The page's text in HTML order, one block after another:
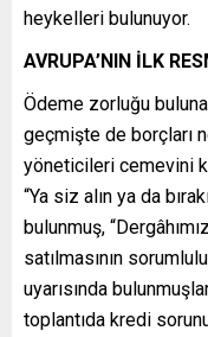
heykelleri bulunuyor.
AVRUPA’NIN İLK
Ödeme zorluğu
geçmişte de borçları
yöneticileri cemevini
“Ya siz alın ya da
bulunmuş,
satılmasının
uyarısında
toplantıda kredi